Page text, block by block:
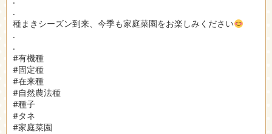
.
種まきシーズン到来、今季も家庭菜園をお楽しみください
.
.
#有機種
#固定種
#在来種
#自然農法種
#種子
#タネ
#家庭菜園